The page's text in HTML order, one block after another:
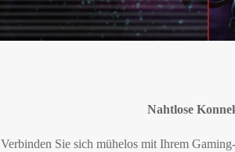
Nahtlose
Verbinden Sie sich mühelos mit Ihrem